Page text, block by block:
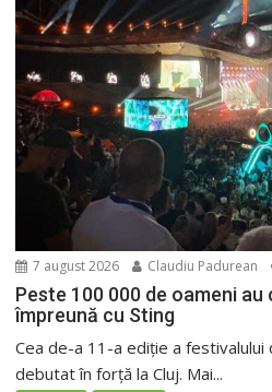
7 august 2026 Claudiu Padurean
Peste 100 000 de oameni
împreună cu Sting
Cea de-a 11-a ediție a festivalului
debutat în forță la Cluj. Mai...